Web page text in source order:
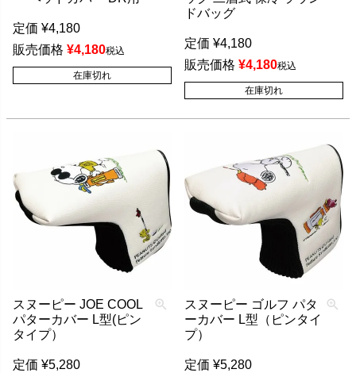
定価 ¥4,180
販売価格 ¥4,180税込
在庫切れ
ドバッグ
定価 ¥4,180
販売価格 ¥4,180税込
在庫切れ
スヌーピー JOE COOL
パターカバー L型(ピン
タイプ）
定価 ¥5,280
スヌーピー ゴルフ パタ
ーカバー L型（ピンタイ
プ）
定価 ¥5,280